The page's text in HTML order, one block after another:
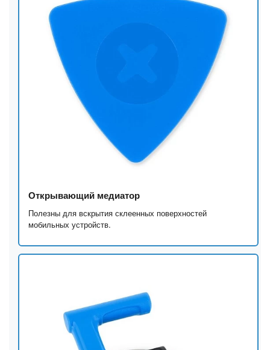
Открывающий медиатор
Полезны для вскрытия склеенных поверхностей
мобильных устройств.